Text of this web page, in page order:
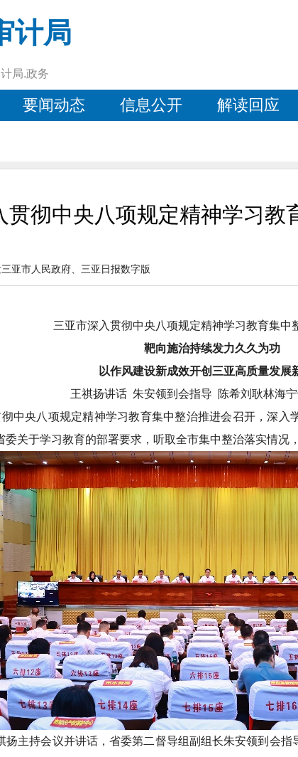
计局
局.政务
要闻动态 信息公开 解读回应
贯彻中央八项规定精神学习教
亚市人民政府、三亚日报数字版
三亚市深入贯彻中央八项规定精神学习教育集中
靶向施治持续发力久久为功
以作风建设新成效开创三亚高质量发展
王祺扬讲话 朱安领到会指导 陈希刘耿林海
中央八项规定精神学习教育集中整治推进会召开，深
关于学习教育的部署要求，听取全市集中整治落实情况
扬主持会议并讲话，省委第二督导组副组长朱安领到会